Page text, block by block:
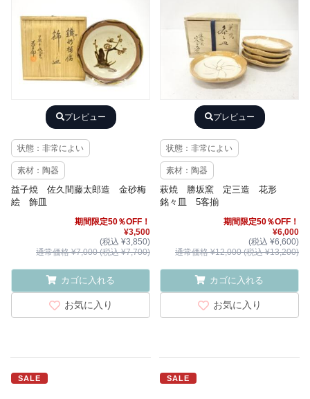
プレビュー
状態：非常によい
素材：陶器
益子焼 佐久間藤太郎造 金砂梅
絵 飾皿
期間限定50％OFF！
¥3,500
(税込 ¥3,850)
通常価格 ¥7,000 (税込 ¥7,700)
カゴに入れる
お気に入り
プレビュー
状態：非常によい
素材：陶器
萩焼 勝坂窯 定三造 花形
銘々皿 5客揃
期間限定50％OFF！
¥6,000
(税込 ¥6,600)
通常価格 ¥12,000 (税込 ¥13,200)
カゴに入れる
お気に入り
SALE SALE